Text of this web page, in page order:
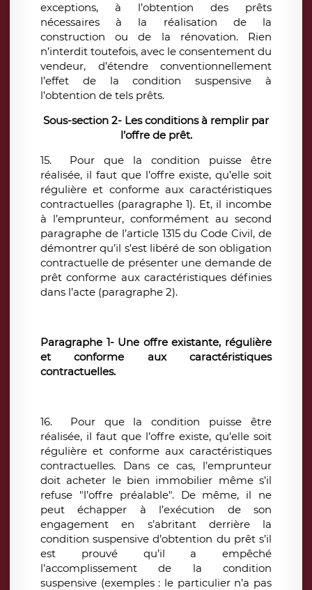
exceptions, à l’obtention des prêts
nécessaires à la réalisation de la
construction ou de la rénovation. Rien
n’interdit toutefois, avec le consentement du
vendeur, d’étendre conventionnellement
l’effet de la condition suspensive à
l’obtention de tels prêts.
Sous-section 2- Les conditions à remplir par
l’offre de prêt.
15. Pour que la condition puisse être
réalisée, il faut que l’offre existe, qu’elle soit
régulière et conforme aux caractéristiques
contractuelles (paragraphe 1). Et, il incombe
à l’emprunteur, conformément au second
paragraphe de l’article 1315 du Code Civil, de
démontrer qu’il s’est libéré de son obligation
contractuelle de présenter une demande de
prêt conforme aux caractéristiques définies
dans l’acte (paragraphe 2).
Paragraphe 1- Une offre existante, régulière
et conforme aux caractéristiques
contractuelles.
16. Pour que la condition puisse être
réalisée, il faut que l’offre existe, qu’elle soit
régulière et conforme aux caractéristiques
contractuelles. Dans ce cas, l’emprunteur
doit acheter le bien immobilier même s’il
refuse "l’offre préalable". De même, il ne
peut échapper à l’exécution de son
engagement en s’abritant derrière la
condition suspensive d’obtention du prêt s’il
est prouvé qu’il a empêché
l’accomplissement de la condition
suspensive (exemples : le particulier n’a pas